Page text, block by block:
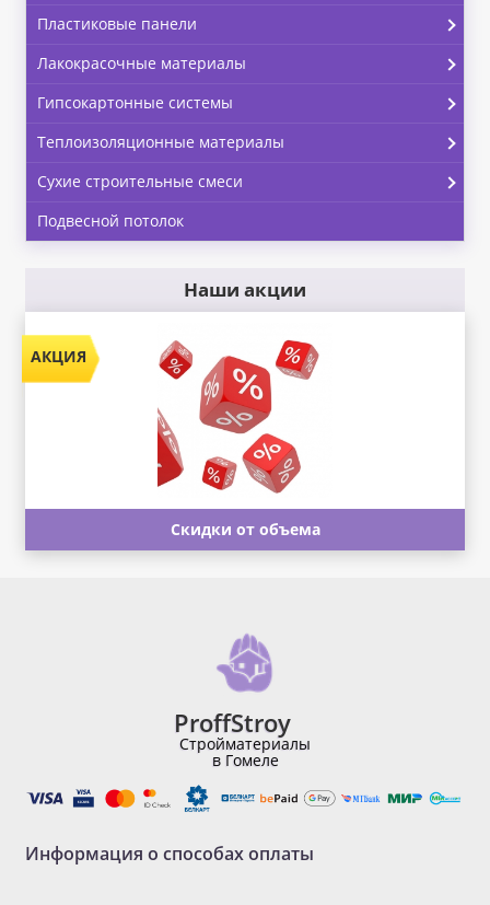
Пластиковые панели
Лакокрасочные материалы
Гипсокартонные системы
Теплоизоляционные материалы
Сухие строительные смеси
Подвесной потолок
Наши акции
Скидки от объема
ProffStroy
Стройматериалы
в Гомеле
Информация о способах оплаты